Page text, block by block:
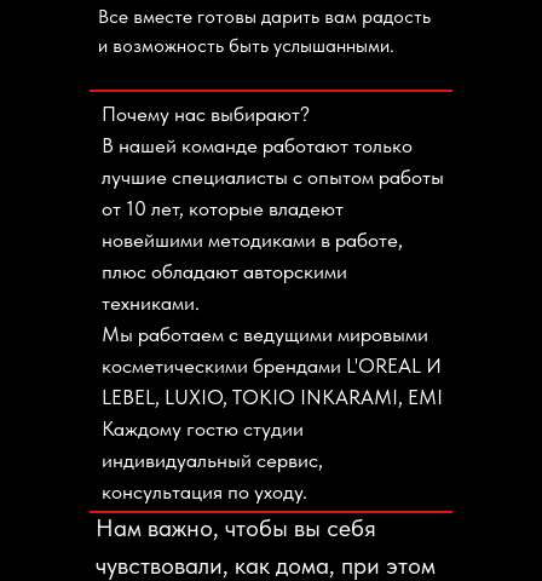
Все вместе готовы дарить вам радость
и возможность быть услышанными.
Нам важно, чтобы вы себя
чувствовали, как дома, при этом
Почему нас выбирают?
В нашей команде работают только
лучшие специалисты с опытом работы
от 10 лет, которые владеют
новейшими методиками в работе,
плюс обладают авторскими
техниками.
Мы работаем с ведущими мировыми
косметическими брендами L'OREAL И
LEBEL, LUXIO, TOKIO INKARAMI, EMI
Каждому гостю студии
индивидуальный сервис,
консультация по уходу.